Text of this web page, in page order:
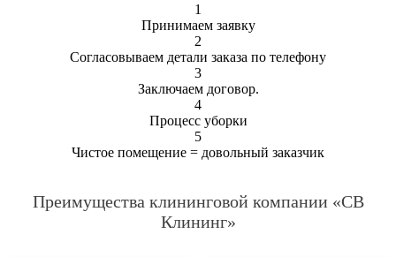
1
Принимаем заявку
2
Согласовываем детали заказа по телефону
3
Заключаем договор.
4
Процесс уборки
5
Чистое помещение = довольный заказчик
Преимущества клининговой компании «СВ
Клининг»